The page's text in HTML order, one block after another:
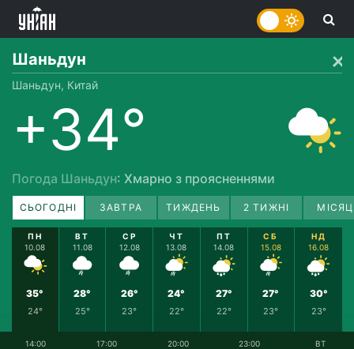
Шаньдун
Шаньдун, Китай
+34°
Погода Шаньдун: Хмарно з проясненнями
СЬОГОДНІ ЗАВТРА ТИЖДЕНЬ 2 ТИЖНІ
ПН
10.08
35°
24°
ВТ
11.08
28°
25°
СР
12.08
26°
23°
ЧТ
13.08
24°
22°
ПТ
14.08
27°
22°
СБ
15.08
27°
23°
НД
16.08
30°
23°
14:00 17:00 20:00 23:00 ВТ